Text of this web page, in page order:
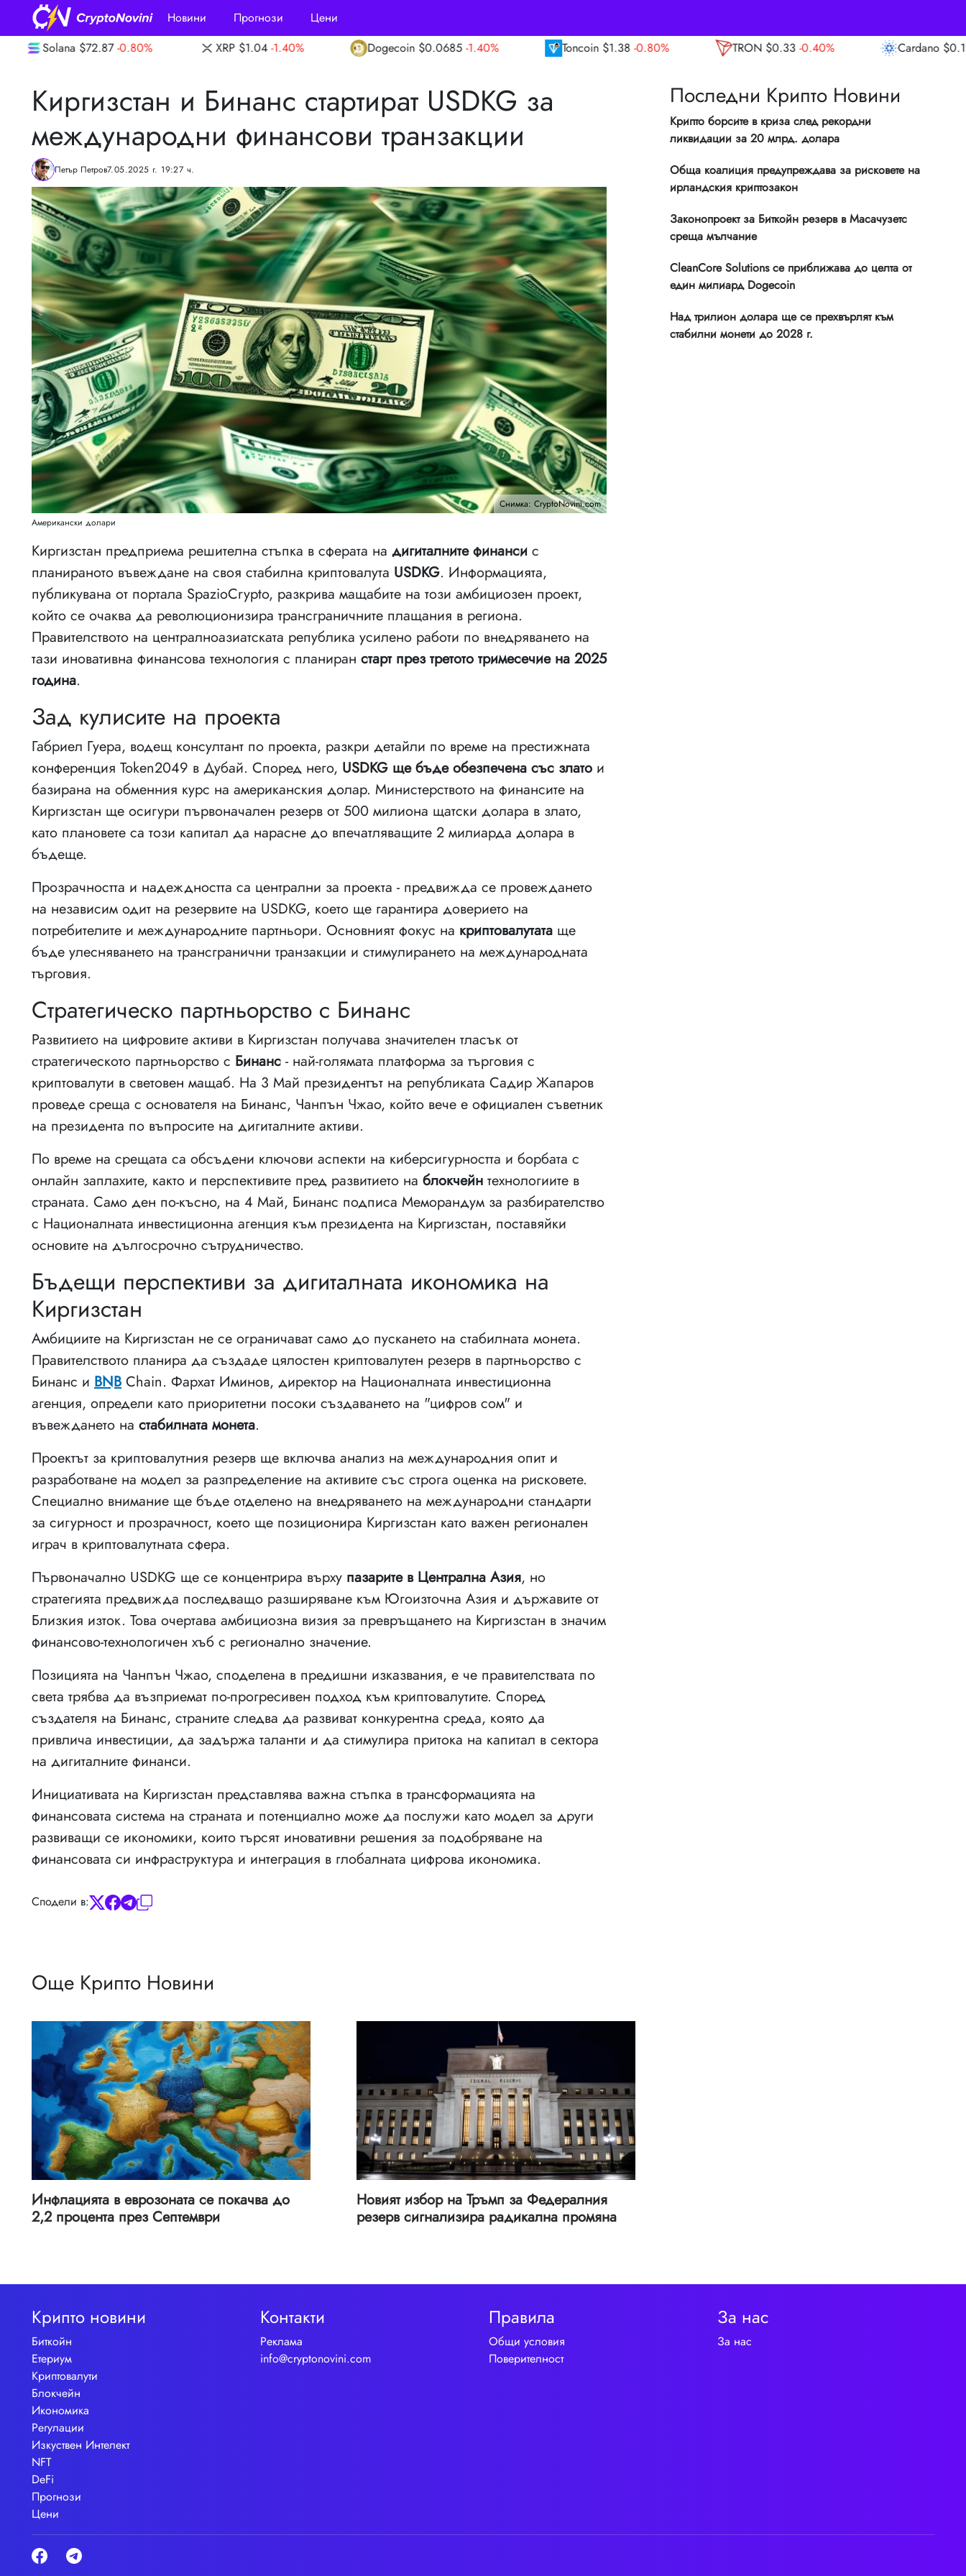
Новини Прогнози
Цени
-0.80%
XRP $1.04 Dogecoin $0.0685 -1.40% Toncoin $1.38 -0.80% TRON $0.33 -0.40% Cardano $0.19 -2.10%
Киргизстан и Бинанс стартират USDKG за
международни финансови транзакции
Петър Петров7.05.2025 г. 19:27 ч.
Снимка: CryptoNovini.com
Американски долари
Киргизстан предприема решителна стъпка в сферата на дигиталните финанси с
планираното въвеждане на своя стабилна криптовалута USDKG. Информацията,
публикувана от портала SpazioCrypto, разкрива мащабите на този амбициозен проект,
който се очаква да революционизира трансграничните плащания в региона.
Правителството на централноазиатската република усилено работи по внедряването на
тази иновативна финансова технология с планиран старт през третото тримесечие на 2025
година.
Зад кулисите на проекта
Габриел Гуера, водещ консултант по проекта, разкри детайли по време на престижната
конференция Token2049 в Дубай. Според него, USDKG ще бъде обезпечена със злато и
базирана на обменния курс на американския долар. Министерството на финансите на
Киргизстан ще осигури първоначален резерв от 500 милиона щатски долара в злато,
като плановете са този капитал да нарасне до впечатляващите 2 милиарда долара в
бъдеще.
Прозрачността и надеждността са централни за проекта - предвижда се провеждането
на независим одит на резервите на USDKG, което ще гарантира доверието на
потребителите и международните партньори. Основният фокус на криптовалутата ще
бъде улесняването на трансгранични транзакции и стимулирането на международната
търговия.
Стратегическо партньорство с Бинанс
Развитието на цифровите активи в Киргизстан получава значителен тласък от
стратегическото партньорство с Бинанс - най-голямата платформа за търговия с
криптовалути в световен мащаб. На 3 Май президентът на републиката Садир Жапаров
проведе среща с основателя на Бинанс, Чанпън Чжао, който вече е официален съветник
на президента по въпросите на дигиталните активи.
По време на срещата са обсъдени ключови аспекти на киберсигурността и борбата с
онлайн заплахите, както и перспективите пред развитието на блокчейн технологиите в
страната. Само ден по-късно, на 4 Май, Бинанс подписа Меморандум за разбирателство
с Националната инвестиционна агенция към президента на Киргизстан, поставяйки
основите на дългосрочно сътрудничество.
Бъдещи перспективи за дигиталната икономика на
Киргизстан
Амбициите на Киргизстан не се ограничават само до пускането на стабилната монета.
Правителството планира да създаде цялостен криптовалутен резерв в партньорство с
Бинанс и BNB Chain. Фархат Иминов, директор на Националната инвестиционна
агенция, определи като приоритетни посоки създаването на "цифров сом" и
въвеждането на стабилната монета.
Проектът за криптовалутния резерв ще включва анализ на международния опит и
разработване на модел за разпределение на активите със строга оценка на рисковете.
Специално внимание ще бъде отделено на внедряването на международни стандарти
за сигурност и прозрачност, което ще позиционира Киргизстан като важен регионален
играч в криптовалутната сфера.
Първоначално USDKG ще се концентрира върху пазарите в Централна Азия, но
стратегията предвижда последващо разширяване към Югоизточна Азия и държавите от
Близкия изток. Това очертава амбициозна визия за превръщането на Киргизстан в значим
финансово-технологичен хъб с регионално значение.
Позицията на Чанпън Чжао, споделена в предишни изказвания, е че правителствата по
света трябва да възприемат по-прогресивен подход към криптовалутите. Според
създателя на Бинанс, страните следва да развиват конкурентна среда, която да
привлича инвестиции, да задържа таланти и да стимулира притока на капитал в сектора
на дигиталните финанси.
Инициативата на Киргизстан представлява важна стъпка в трансформацията на
финансовата система на страната и потенциално може да послужи като модел за други
развиващи се икономики, които търсят иновативни решения за подобряване на
финансовата си инфраструктура и интеграция в глобалната цифрова икономика.
Сподели в:
Последни Крипто Новини
Крипто борсите в криза след рекордни
ликвидации за 20 млрд. долара
Обща коалиция предупреждава за рисковете на
ирландския криптозакон
Законопроект за Биткойн резерв в Масачузетс
среща мълчание
CleanCore Solutions се приближава до целта от
един милиард Dogecoin
Над трилион долара ще се прехвърлят към
стабилни монети до 2028 г.
Още Крипто Новини
Инфлацията в еврозоната се покачва до
2,2 процента през Септември
Новият избор на Тръмп за Федералния
резерв сигнализира радикална промяна
Крипто новини
Биткойн
Етериум
Криптовалути
Блокчейн
Икономика
Регулации
Изкуствен Интелект
NFT
DeFi
Прогнози
Цени
Контакти
Реклама
info@cryptonovini.com
Правила
Общи условия
Поверителност
За нас
За нас